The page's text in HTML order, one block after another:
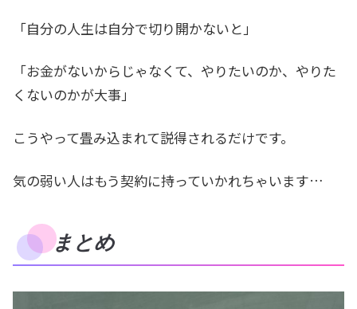
「自分の人生は自分で切り開かないと」
「お金がないからじゃなくて、やりたいのか、やりた
くないのかが大事」
こうやって畳み込まれて説得されるだけです。
気の弱い人はもう契約に持っていかれちゃいます…
まとめ